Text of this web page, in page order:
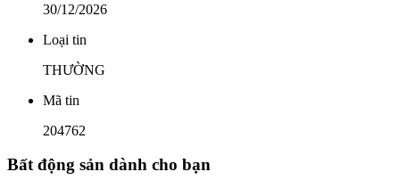
30/12/2026
Loại tin
THƯỜNG
Mã tin
204762
Bất động sản dành cho bạn